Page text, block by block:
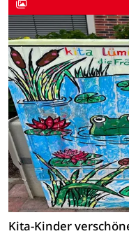
Kita-Kinder